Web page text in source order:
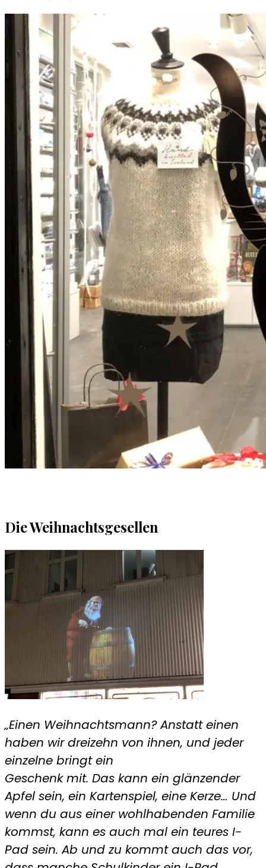
Die Weihnachtsgesellen
„Einen Weihnachtsmann? Anstatt einen
haben wir dreizehn von ihnen, und jeder
einzelne bringt ein
Geschenk mit. Das kann ein glänzender
Apfel sein, ein Kartenspiel, eine Kerze… Und
wenn du aus einer wohlhabenden Familie
kommst, kann es auch mal ein teures I-
Pad sein. Ab und zu kommt auch das vor,